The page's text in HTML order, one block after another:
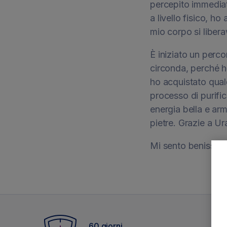
percepito
a livello fisico, ho
mio corpo si
È iniziato un
circonda, perché
ho acquistato
processo di
energia bella e
pietre. Grazie a
Mi sento